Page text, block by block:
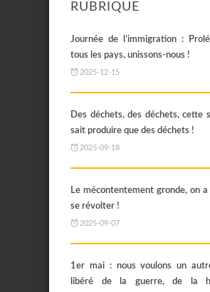
RUBRIQUE
Journée de l’immigration :
tous les pays, unissons-nous !
2025-12-15
Des déchets, des déchets, cette
sait produire que des déchets !
2025-09-18
Le mécontentement gronde, on
se révolter !
2025-09-07
1er mai : nous voulons un
libéré de la guerre, de la